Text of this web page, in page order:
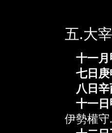
五.大
十一
七日庚
八日
十一
伊勢權